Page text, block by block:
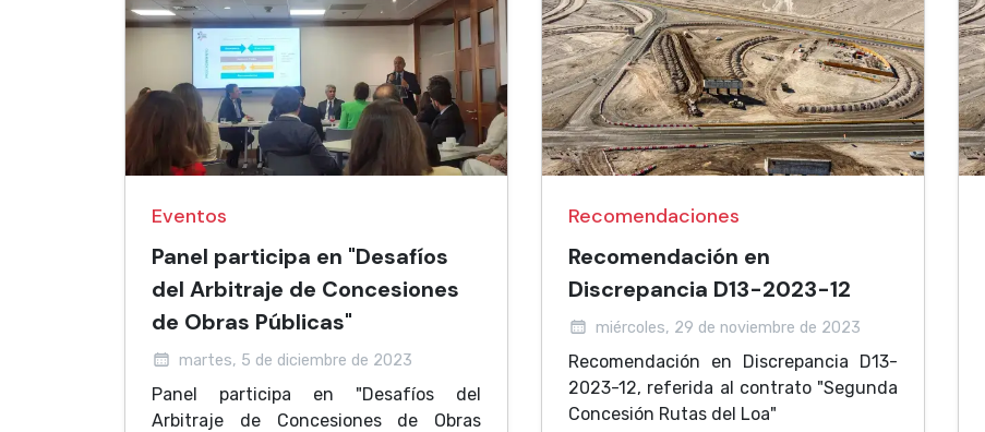
Eventos
Panel participa en "Desafíos
del Arbitraje de Concesiones
de Obras Públicas"
martes, 5 de diciembre de 2023
Panel participa en "Desafíos del
Arbitraje de Concesiones de Obras
Recomendaciones
Recomendación en
Discrepancia D13-2023-12
miércoles, 29 de noviembre de 2023
Recomendación en Discrepancia D13-
2023-12, referida al contrato "Segunda
Concesión Rutas del Loa"